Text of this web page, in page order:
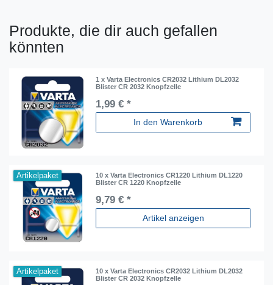
Produkte, die dir auch gefallen
könnten
1 x Varta Electronics CR2032 Lithium DL2032
Blister CR 2032 Knopfzelle
1,99 € *
In den Warenkorb
Artikelpaket
10 x Varta Electronics CR1220 Lithium DL1220
Blister CR 1220 Knopfzelle
9,79 € *
Artikel anzeigen
Artikelpaket
10 x Varta Electronics CR2032 Lithium DL2032
Blister CR 2032 Knopfzelle